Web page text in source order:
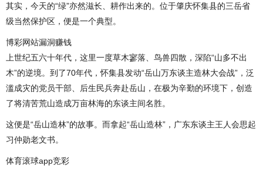
其实，今天的“绿”亦然滋长、耕作出来的。位于肇庆怀集县的三岳省
级当然保护区，便是一个典型。
博彩网站漏洞赚钱
上世纪五六十年代，这里一度草木寥落、鸟兽四散，深陷“山多不出
木”的逆境。到了70年代，怀集县发动“岳山万东谈主造林大会战”，泛
滥成灾的党员干部、后生民兵奔赴岳山，在极为辛勤的环境下，创造
了将清苦荒山造成万亩林海的东谈主间名胜。
这便是“岳山造林”的故事。而拿起“岳山造林”，广东东谈主王人会思起
习仲勋老文书。
体育滚球app竞彩